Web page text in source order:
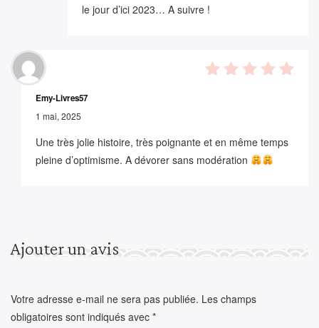
le jour d’ici 2023… A suivre !
Emy-Livres57
1 mai, 2025
Une très jolie histoire, très poignante et en même temps
pleine d’optimisme. A dévorer sans modération
Ajouter un avis
Votre adresse e-mail ne sera pas publiée. Les champs
obligatoires sont indiqués avec *